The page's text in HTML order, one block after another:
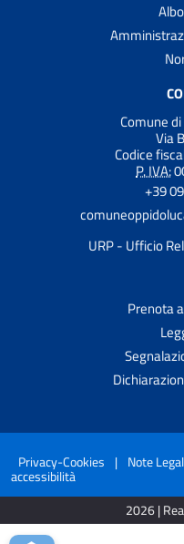
Comune
Via
Codice
P. IVA:
+39
URP - Ufficio
Prenota
Privacy-Cookies | Note
accessibilità
2026 |